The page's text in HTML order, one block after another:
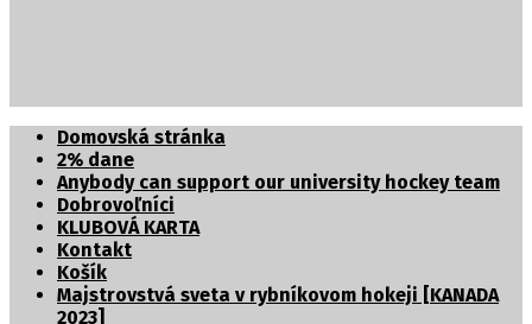
Domovská stránka
2% dane
Anybody can support our university hockey team
Dobrovoľníci
KLUBOVÁ KARTA
Kontakt
Košík
Majstrovstvá sveta v rybníkovom hokeji [KANADA
2023]